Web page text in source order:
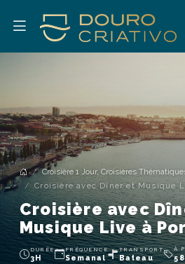
Croisière 1 Jour, Croisières
Croisière avec Dîner et Musique
Croisière avec
Musique Live à
DURÉE
3H
FRÉQUENCE
Semanal
TRANSPORT
Bateau
À
58